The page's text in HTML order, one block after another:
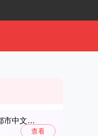
侠盗猎车罪恶都市中文版(GTA：SA MOD安装器)
查看